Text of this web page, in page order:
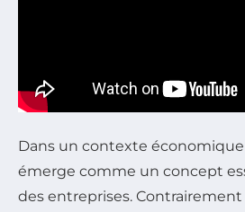
Dans un contexte
émerge comme un concept
des entreprises.